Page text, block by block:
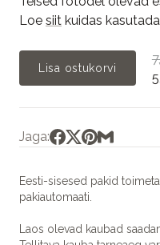
Loe siit kuidas
Lisa ostukorvi
Jaga:
Eesti-sisesed pakid
pakiautomaati.
Laos olevad kaubad